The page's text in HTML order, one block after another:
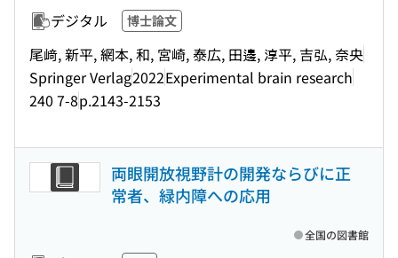
デジタル 博士論文
尾﨑, 新平, 網本, 和, 宮崎, 泰広, 田邊, 淳平, 吉弘, 奈央
Springer Verlag2022Experimental brain research
240 7-8p.2143-2153
両眼開放視野計の開発ならびに正
常者、緑内障への応用
全国の図書館